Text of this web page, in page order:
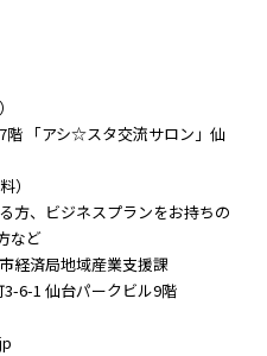
「アシ☆スタ交流サロン」仙
）
方、ビジネスプランをお持ちの
など
経済局地域産業支援課
6-1 仙台パークビル9階